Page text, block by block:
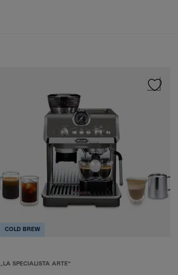
COLD BREW
„LA SPECIALISTA ARTE“